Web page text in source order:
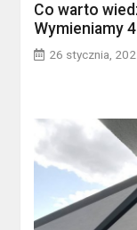
Co warto
Wymieniamy
26 stycznia,